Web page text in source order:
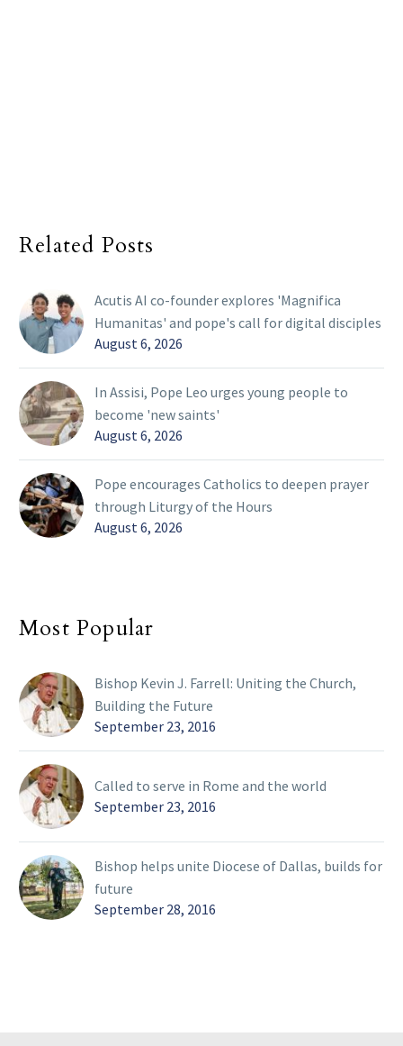
Related Posts
Acutis AI co-founder explores 'Magnifica
Humanitas' and pope's call for digital disciples
August 6, 2026
In Assisi, Pope Leo urges young people to
become 'new saints'
August 6, 2026
Pope encourages Catholics to deepen prayer
through Liturgy of the Hours
August 6, 2026
Most Popular
Bishop Kevin J. Farrell: Uniting the Church,
Building the Future
September 23, 2016
Called to serve in Rome and the world
September 23, 2016
Bishop helps unite Diocese of Dallas, builds for
future
September 28, 2016